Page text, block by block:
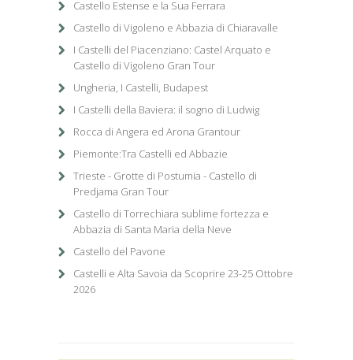
Castello Estense e la Sua Ferrara
Castello di Vigoleno e Abbazia di Chiaravalle
I Castelli del Piacenziano: Castel Arquato e
Castello di Vigoleno Gran Tour
Ungheria, I Castelli, Budapest
I Castelli della Baviera: il sogno di Ludwig
Rocca di Angera ed Arona Grantour
Piemonte:Tra Castelli ed Abbazie
Trieste - Grotte di Postumia - Castello di
Predjama Gran Tour
Castello di Torrechiara sublime fortezza e
Abbazia di Santa Maria della Neve
Castello del Pavone
Castelli e Alta Savoia da Scoprire 23-25 Ottobre
2026